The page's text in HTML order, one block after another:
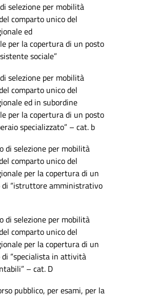
selezione per mobilità
comparto unico del
ed
per la copertura di un posto
sociale”
selezione per mobilità
comparto unico del
ed in subordine
per la copertura di un posto
specializzato” – cat. b
selezione per mobilità
comparto unico del
per la copertura di un
di “istruttore amministrativo
selezione per mobilità
comparto unico del
per la copertura di un
“specialista in attività
– cat. D
pubblico, per esami, per la